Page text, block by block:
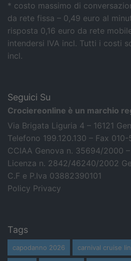
* costo massimo di
da rete fissa – 0,49 euro al
risposta 0,16 euro da rete
intendersi IVA incl. Tutti i costi
incl.
Seguici Su
Crociereonline è un marchio
Via Brigata Liguria 4 – 16121
Telefono 199.120.130 – Fax
CCIAA Genova n. 35694/2000
Licenza n. 2842/46240/2002
C.F e P.Iva 03882390101
Policy Privacy
Tags
capodanno 2026 carnival cruise